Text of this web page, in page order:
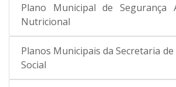
Plano Municipal de Segurança
Nutricional
Planos Municipais da Secretaria de
Social